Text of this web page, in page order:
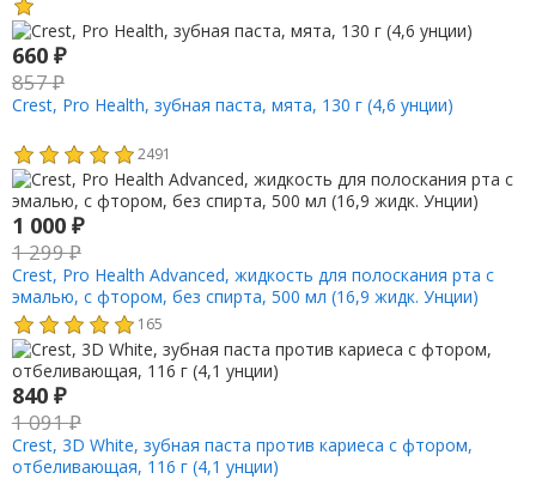
660 ₽
857₽
Crest, Pro Health, зубная паста, мята, 130 г (4,6 унции)
2491
1 000 ₽
1 299₽
Crest, Pro Health Advanced, жидкость для полоскания рта с
эмалью, с фтором, без спирта, 500 мл (16,9 жидк. Унции)
165
840 ₽
1 091₽
Crest, 3D White, зубная паста против кариеса с фтором,
отбеливающая, 116 г (4,1 унции)